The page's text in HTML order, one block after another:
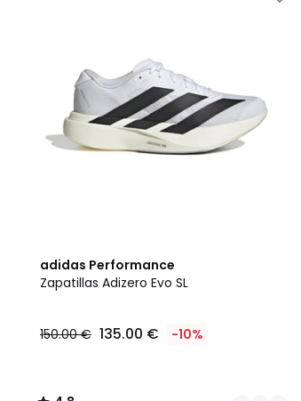
adidas Performance
Zapatillas Adizero Evo SL
150.00 € 135.00 € -10%
4,8
/ 5
2
Colores